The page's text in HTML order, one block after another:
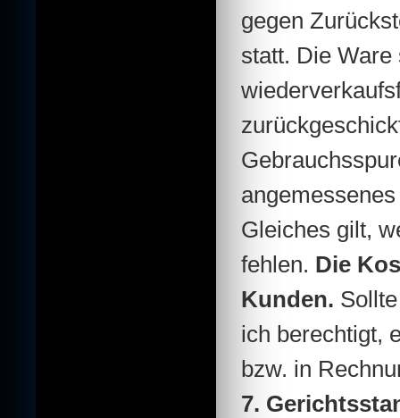
gegen
statt. Die
Gleiches gilt,
fehlen. Die
Kunden.
ich berechtigt,
bzw. in
7.